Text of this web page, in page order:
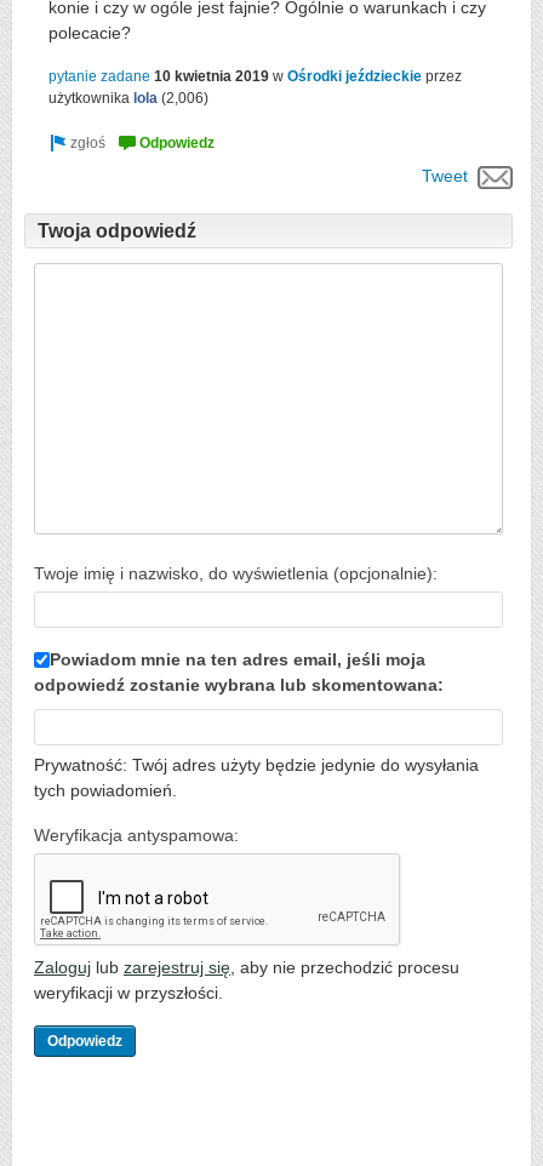
konie i czy w ogóle jest fajnie? Ogólnie o warunkach i czy
polecacie?
pytanie zadane 10 kwietnia 2019 w Ośrodki jeździeckie przez
użytkownika lola (2,006)
Tweet
Twoja odpowiedź
Twoje imię i nazwisko, do wyświetlenia (opcjonalnie):
Powiadom mnie na ten adres email, jeśli moja
odpowiedź zostanie wybrana lub skomentowana:
Prywatność: Twój adres użyty będzie jedynie do wysyłania
tych powiadomień.
Weryfikacja antyspamowa:
Zaloguj lub zarejestruj się , aby nie przechodzić procesu
weryfikacji w przyszłości.